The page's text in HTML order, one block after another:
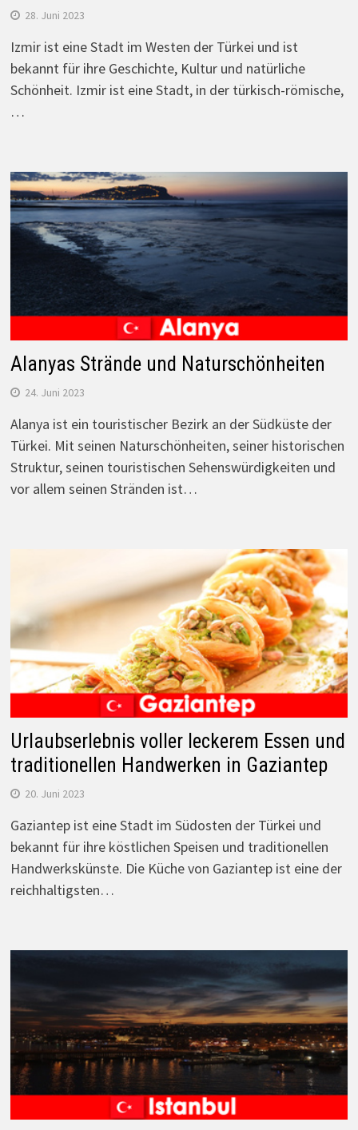
28. Juni 2023
Izmir ist eine Stadt im Westen der Türkei und ist
bekannt für ihre Geschichte, Kultur und natürliche
Schönheit. Izmir ist eine Stadt, in der türkisch-römische,
…
Alanyas Strände und Naturschönheiten
24. Juni 2023
Alanya ist ein touristischer Bezirk an der Südküste der
Türkei. Mit seinen Naturschönheiten, seiner historischen
Struktur, seinen touristischen Sehenswürdigkeiten und
vor allem seinen Stränden ist…
Urlaubserlebnis voller leckerem Essen und
traditionellen Handwerken in Gaziantep
20. Juni 2023
Gaziantep ist eine Stadt im Südosten der Türkei und
bekannt für ihre köstlichen Speisen und traditionellen
Handwerkskünste. Die Küche von Gaziantep ist eine der
reichhaltigsten…